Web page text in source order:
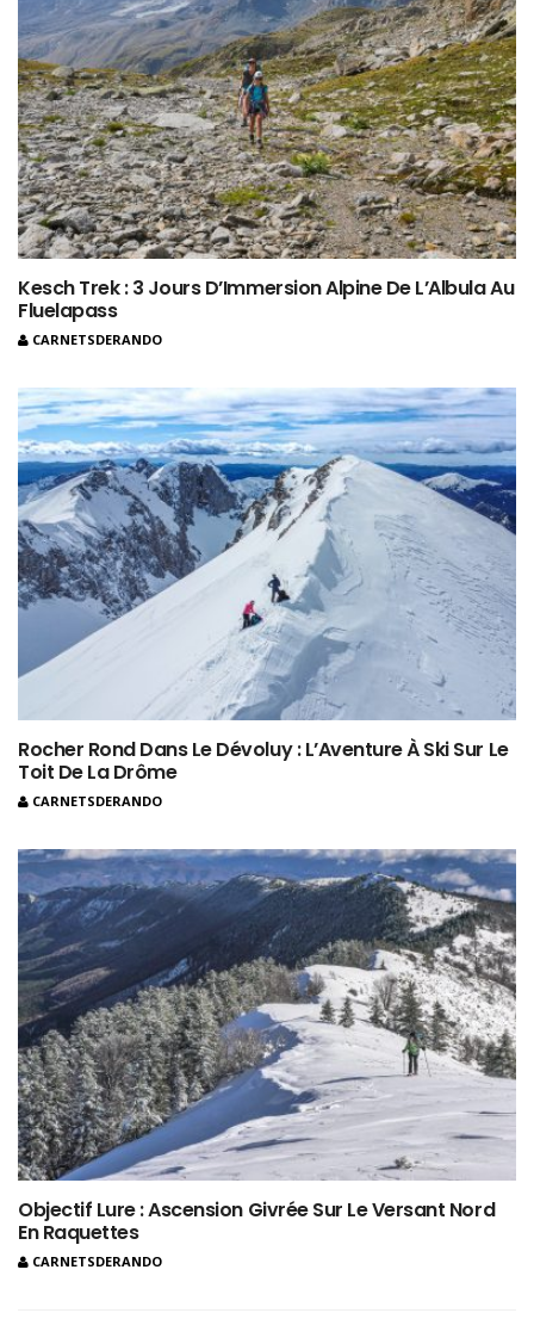
Kesch Trek : 3 Jours D’Immersion Alpine De L’Albula Au
Fluelapass
CARNETSDERANDO
Rocher Rond Dans Le Dévoluy : L’Aventure À Ski Sur Le
Toit De La Drôme
CARNETSDERANDO
Objectif Lure : Ascension Givrée Sur Le Versant Nord
En Raquettes
CARNETSDERANDO